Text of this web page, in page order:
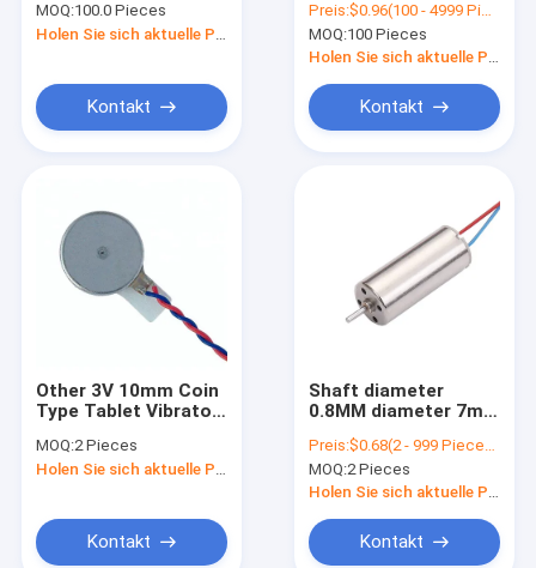
High Efficiency DC
Coreless Motor 12
Shenzhen
MOQ:100.0 Pieces
Kontakt
vibrator motors,
7mm vibration
coreless motor for
Preis:$0.96(100 - 4999 Pieces) $0.90(5000 - 9999 Pieces) $0.85(>=10000 Pieces)
MOQ:100 Pieces
Kontakt
Other 3V 10mm Coin
Type Tablet Vibrator
MOQ:2 Pieces
Kontakt
Shaft diameter
0.8MM diameter 7mm
speed mini DC
coreless motor
totally enclosed for
DIY fan
Preis:$0.68(2 - 999 Pieces) $0.58(1000 - 4999 Pieces) $0.55(5000 - 99999 Pieces) $0.27(>=100000 Pieces)
MOQ:2 Pieces
Holen Sie sich aktuelle Preis
Kontakt